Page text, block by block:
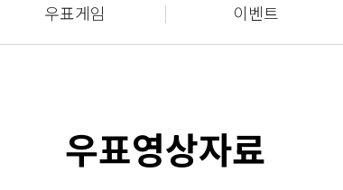
우표게임 이벤트
우표영상자료